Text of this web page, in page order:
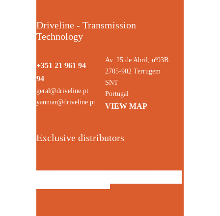
Driveline - Transmission
Technology
+351 21 961 94
94
geral@driveline.pt
yanmar@driveline.pt
Av. 25 de Abril, nº93B
2705-902 Terrugem
SNT
Portugal
VIEW MAP
Exclusive distributors